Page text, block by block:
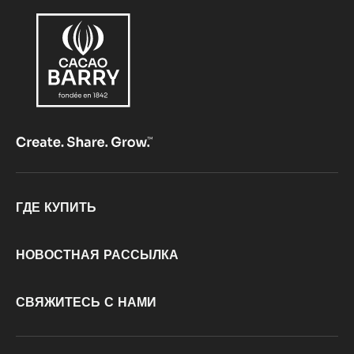
Footer
ГДЕ КУПИТЬ
НОВОСТНАЯ РАССЫЛКА
СВЯЖИТЕСЬ С НАМИ